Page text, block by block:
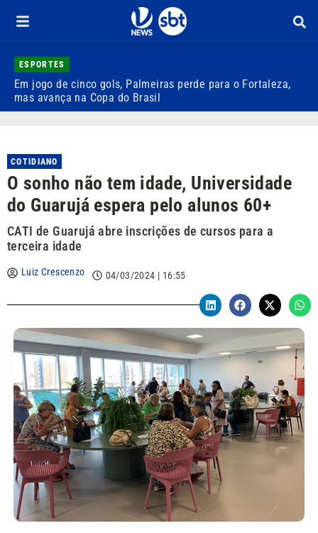
ESPORTES
Em jogo de cinco gols, Palmeiras perde para o Fortaleza,
mas avança na Copa do Brasil
COTIDIANO
O sonho não tem idade, Universidade
do Guarujá espera pelo alunos 60+
CATI de Guarujá abre inscrições de cursos para a
terceira idade
Luiz Crescenzo 04/03/2024 | 16:55